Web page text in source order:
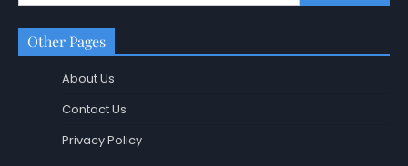
Other Pages
About Us
Contact Us
Privacy Policy